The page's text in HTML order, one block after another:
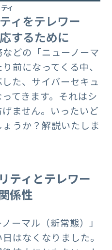
ィ
ィをテレワー
するために
どの「ニューノーマ
前になってくる中、
た、サイバーセキュ
てきます。それはシ
ません。いったいど
うか？解説いたしま
ティとテレワー
係性
ーマル（新常態）」
はなくなりました。